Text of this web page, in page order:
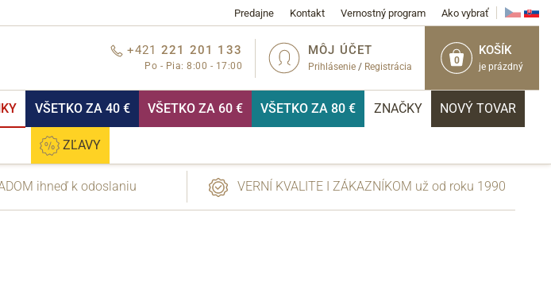
Predajne Kontakt Vernostný program Ako vybrať
0
KOŠÍK
je prázdný
MÔJ ÚČET
Prihlásenie / Registrácia
+421 221 201 133
Po - Pia: 8:00 - 17:00
VŠETKO ZA 40 € VŠETKO ZA 60 € VŠETKO ZA 80 € ZNAČKY NOVÝ TOVAR
ZĽAVY
ihneď k odoslaniu VERNÍ KVALITE I ZÁKAZNÍKOM už od roku 1990